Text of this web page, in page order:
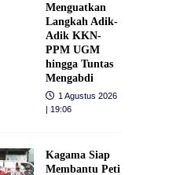
Menguatkan
Langkah Adik-
Adik KKN-
PPM UGM
hingga Tuntas
Mengabdi
1 Agustus 2026
| 19:06
Kagama Siap
Membantu Peti